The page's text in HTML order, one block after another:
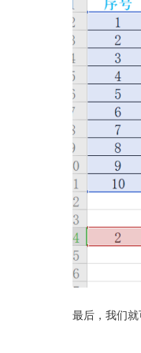
最后，我们就